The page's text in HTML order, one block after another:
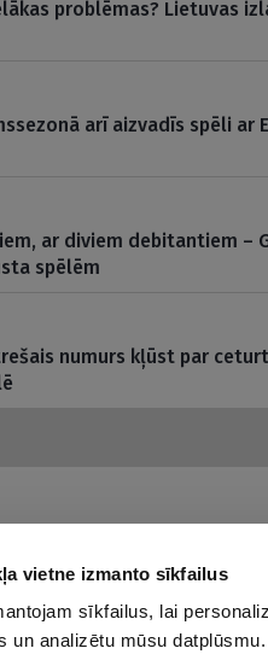
vietne izmanto sīkfailus
sīkfailus, lai
un analizētu mūsu
problēmas? Lietuvas
arī aizvadīs spēli ar
ar diviem debitantiem –
spēlēm
numurs kļūst par
par sportu